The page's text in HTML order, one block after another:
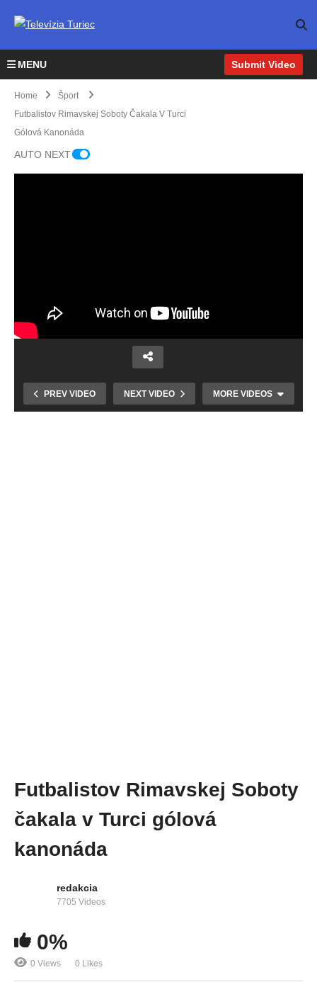
MENU Submit Video
Home
Šport
Futbalistov Rimavskej Soboty Čakala V Turci
Gólová Kanonáda
AUTO NEXT
PREV VIDEO NEXT VIDEO MORE VIDEOS
Futbalistov Rimavskej Soboty
čakala v Turci gólová
kanonáda
redakcia
7705 Videos
0%
0 Views 0 Likes